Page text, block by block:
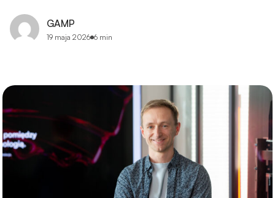
CYBERBEZPIECZEŃSTWO
Security Operations Center (SOC)
Szkolenia z cyberbezpieczeństwa
Instalacje niskoprądowe
GAMP
19 maja 2026 6 min